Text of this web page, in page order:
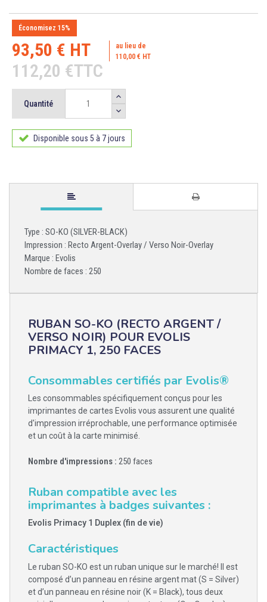
Économisez 15%
93,50 € HT
112,20 €TTC
au lieu de
110,00 € HT
Quantité
Disponible sous 5 à 7 jours
Type : SO-KO (SILVER-BLACK)
Impression : Recto Argent-Overlay / Verso Noir-Overlay
Marque : Evolis
Nombre de faces : 250
RUBAN SO-KO (RECTO ARGENT /
VERSO NOIR) POUR EVOLIS
PRIMACY 1, 250 FACES
Consommables certifiés par Evolis®
Les consommables spécifiquement conçus pour les
imprimantes de cartes Evolis vous assurent une qualité
d'impression irréprochable, une performance optimisée
et un coût à la carte minimisé.
Nombre d'impressions : 250 faces
Ruban compatible avec les
imprimantes à badges suivantes :
Evolis Primacy 1 Duplex (fin de vie)
Caractéristiques
Le ruban SO-KO est un ruban unique sur le marché! Il est
composé d’un panneau en résine argent mat (S = Silver)
et d’un panneau en résine noir (K = Black), tous deux